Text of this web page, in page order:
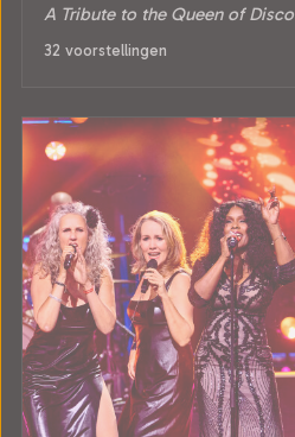
A Tribute to the Queen of Disco
32 voorstellingen